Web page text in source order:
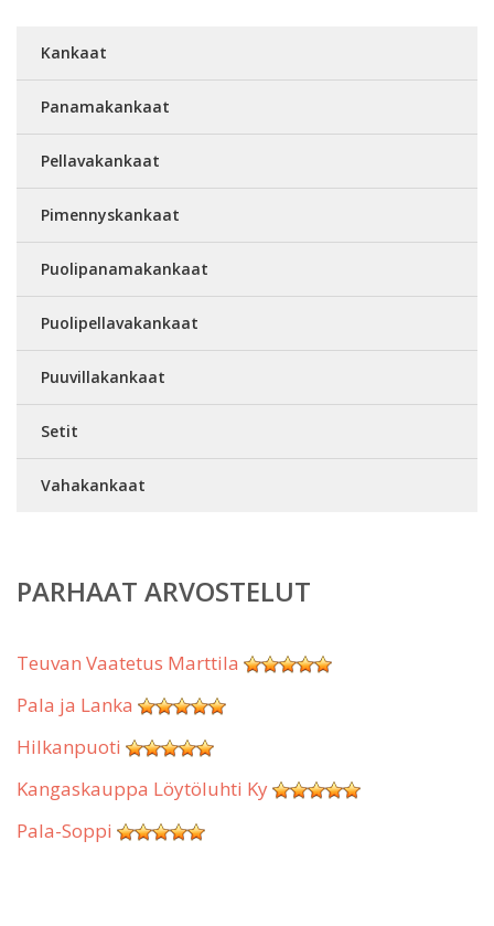
Kankaat
Panamakankaat
Pellavakankaat
Pimennyskankaat
Puolipanamakankaat
Puolipellavakankaat
Puuvillakankaat
Setit
Vahakankaat
PARHAAT ARVOSTELUT
Teuvan Vaatetus Marttila
Pala ja Lanka
Hilkanpuoti
Kangaskauppa Löytöluhti Ky
Pala-Soppi